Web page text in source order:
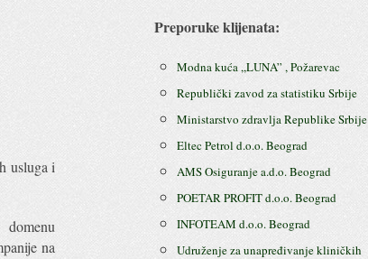
usluga i
na
Preporuke klijenata:
Modna kuća ,,LUNA” , Požarevac
Republički zavod za statistiku Srbije
Ministarstvo zdravlja Republike Srbije
Eltec Petrol d.o.o. Beograd
AMS Osiguranje a.d.o. Beograd
POETAR PROFIT d.o.o. Beograd
INFOTEAM d.o.o. Beograd
Udruženje za unapređivanje kliničkih